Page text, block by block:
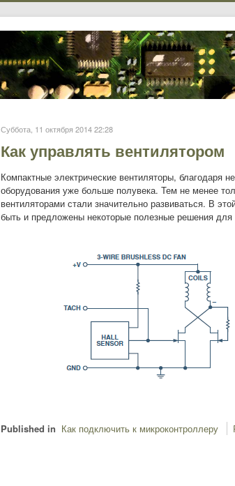
Суббота, 11 октября 2014 22:28
Как управлять вентилятором
Компактные электрические вентиляторы, благодаря
оборудования уже больше полувека. Тем не менее
вентиляторами стали значительно развиваться. В
быть и предложены некоторые полезные решения для
Published in Как подключить к микроконтроллеру